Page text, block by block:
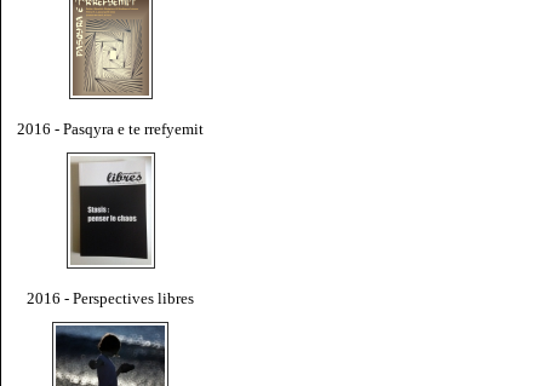
2016 - Pasqyra e te rrefyemit
2016 - Perspectives libres